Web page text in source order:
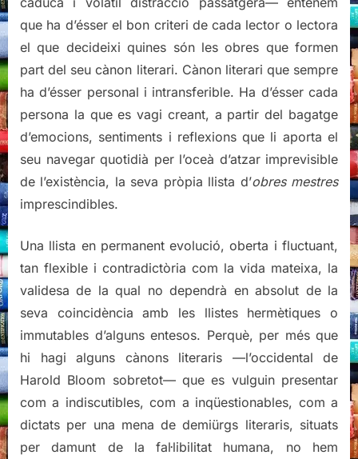
que ha d’ésser el bon criteri de cada lector o lectora
el que decideixi quines són les obres que formen
part del seu cànon literari. Cànon literari que sempre
ha d’ésser personal i intransferible. Ha d’ésser cada
persona la que es vagi creant, a partir del bagatge
d’emocions, sentiments i reflexions que li aporta el
seu navegar quotidià per l’oceà d’atzar imprevisible
de l’existència, la seva pròpia llista d’obres mestres
imprescindibles.
Una llista en permanent evolució, oberta i fluctuant,
tan flexible i contradictòria com la vida mateixa, la
validesa de la qual no dependrà en absolut de la
seva coincidència amb les llistes hermètiques o
immutables d’alguns entesos. Perquè, per més que
hi hagi alguns cànons literaris —l’occidental de
Harold Bloom sobretot— que es vulguin presentar
com a indiscutibles, com a inqüestionables, com a
dictats per una mena de demiürgs literaris, situats
per damunt de la fal·libilitat humana, no hem